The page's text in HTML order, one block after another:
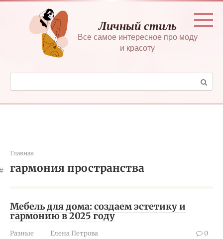
Перейти
контенту
Личный стиль
Все самое интересное про моду
и красоту
Поиск:
Главная
гармония пространства
Мебель для дома: создаем эстетику и
гармонию в 2025 году
Разные Елена Петрова 0